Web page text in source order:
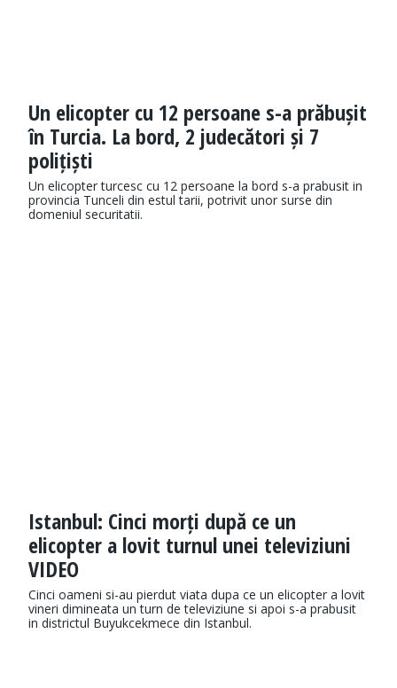
Un elicopter cu 12 persoane s-a prăbușit
în Turcia. La bord, 2 judecători și 7
polițiști
Un elicopter turcesc cu 12 persoane la bord s-a prabusit in
provincia Tunceli din estul tarii, potrivit unor surse din
domeniul securitatii.
Istanbul: Cinci morți după ce un
elicopter a lovit turnul unei televiziuni
VIDEO
Cinci oameni si-au pierdut viata dupa ce un elicopter a lovit
vineri dimineata un turn de televiziune si apoi s-a prabusit
in districtul Buyukcekmece din Istanbul.